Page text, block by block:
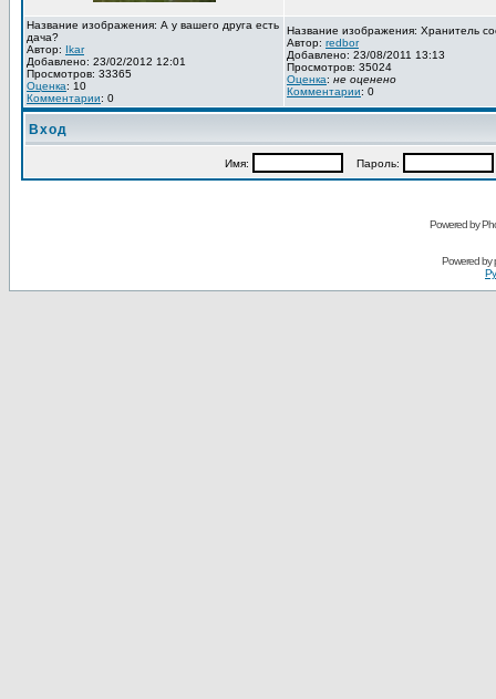
Название изображения: А у вашего друга есть
дача?
Автор: Ikar
Добавлено: 23/02/2012 12:01
Просмотров: 33365
Оценка: 10
Комментарии: 0
Название изображения: Хранитель
Автор: redbor
Добавлено: 23/08/2011 13:13
Просмотров: 35024
Оценка: не оценено
Комментарии: 0
Вход
Имя: Пароль:
Powered by
Powered by